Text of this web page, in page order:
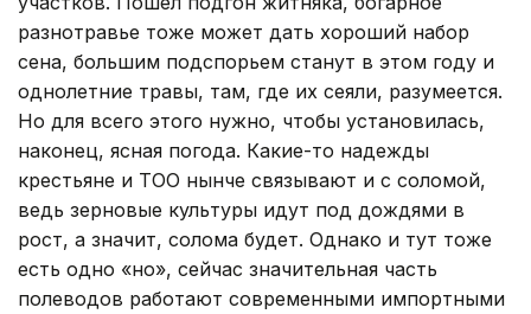
разнотравье тоже может дать хороший набор
сена, большим подспорьем станут в этом году и
однолетние травы, там, где их сеяли, разумеется.
Но для всего этого нужно, чтобы установилась,
наконец, ясная погода. Какие-то надежды
крестьяне и ТОО нынче связывают и с соломой,
ведь зерновые культуры идут под дождями в
рост, а значит, солома будет. Однако и тут тоже
есть одно «но», сейчас значительная часть
полеводов работают современ­ными импортными